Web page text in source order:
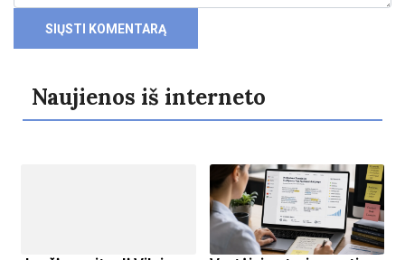
Naujienos iš interneto